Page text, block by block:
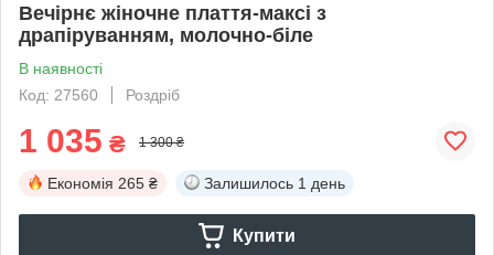
Вечірнє жіночне плаття-максі з
драпіруванням, молочно-біле
В наявності
Код: 27560
Роздріб
1 035 ₴ 1 300 ₴
Економія 265 ₴ Залишилось 1 день
Купити